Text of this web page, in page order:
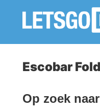
Escobar
Op zoek